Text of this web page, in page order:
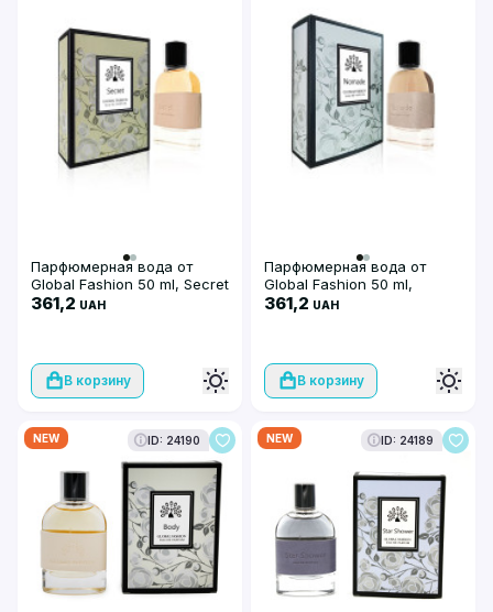
Парфюмерная вода от
Global Fashion 50 ml, Secret
361,2 UAH
В корзину
Парфюмерная вода от
Global Fashion 50 ml,
Nomade
361,2 UAH
В корзину
NEW ID: 24190 NEW ID: 24189